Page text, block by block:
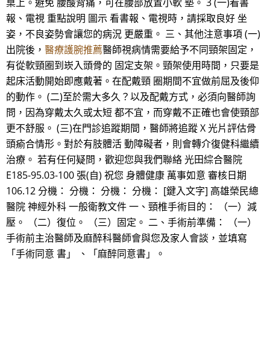
報、電視 重點說明 圖示 看書報、電視時，請採取良好 坐
姿，不良姿勢會讓您的病況 更嚴重。 三、其他注意事項 (一)
出院後， 醫療護腕推薦醫師視病情需要給予不同頸架固定，
有從軟頸圈到崁入頭骨的 固定支架。頸架使用時間，只要是
起床活動開始即應戴著。在配戴頸 圈期間不宜做前屈及後仰
的動作。 (二)至於需大多久？以及配戴方式，必須向醫師詢
問，因為穿戴太久或太短 都不宜，而穿戴不正確也會使頸部
更不舒服。 (三)在門診追蹤期間，醫師將追蹤 X 光片評估骨
頭瘉合情形。對於有肢體活 動障礙者，則會轉介復健科繼續
治療。 若有任何疑問，歡迎您與我們聯絡 光田綜合醫院
E185-95.03-100 張(自) 祝您 身體健康 萬事如意 審核日期
106.12 分機： 分機： 分機： 分機： [鍵入文字] 高雄榮民總
醫院 神經外科 一般衛教文件 一、頸椎手術目的： （一）減
壓。 （二）復位。 （三）固定。 二、手術前準備： （一）
手術前主治醫師及麻醉科醫師會與您及家人會談，並填寫
「手術同意 書」 、「麻醉同意書」。